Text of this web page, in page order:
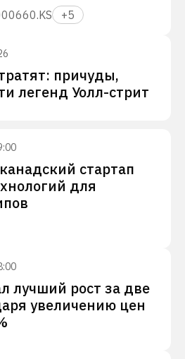
+5
причуды,
легенд Уолл-стрит
стартап
для
лучший рост за две
увеличению цен